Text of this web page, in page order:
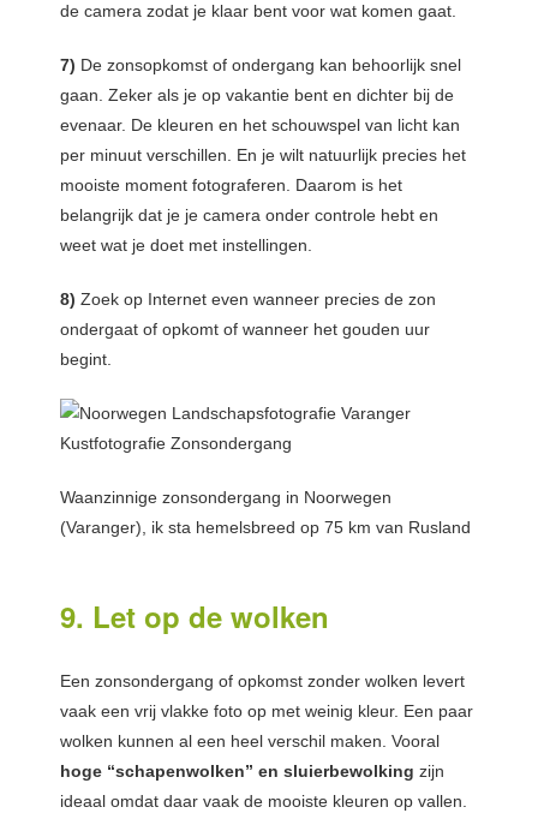
de camera zodat je klaar bent voor wat komen gaat.
7) De zonsopkomst of ondergang kan behoorlijk snel
gaan. Zeker als je op vakantie bent en dichter bij de
evenaar. De kleuren en het schouwspel van licht kan
per minuut verschillen. En je wilt natuurlijk precies het
mooiste moment fotograferen. Daarom is het
belangrijk dat je je camera onder controle hebt en
weet wat je doet met instellingen.
8) Zoek op Internet even wanneer precies de zon
ondergaat of opkomt of wanneer het gouden uur
begint.
Waanzinnige zonsondergang in Noorwegen
(Varanger), ik sta hemelsbreed op 75 km van Rusland
9. Let op de wolken
Een zonsondergang of opkomst zonder wolken levert
vaak een vrij vlakke foto op met weinig kleur. Een paar
wolken kunnen al een heel verschil maken. Vooral
hoge “schapenwolken” en sluierbewolking zijn
ideaal omdat daar vaak de mooiste kleuren op vallen.